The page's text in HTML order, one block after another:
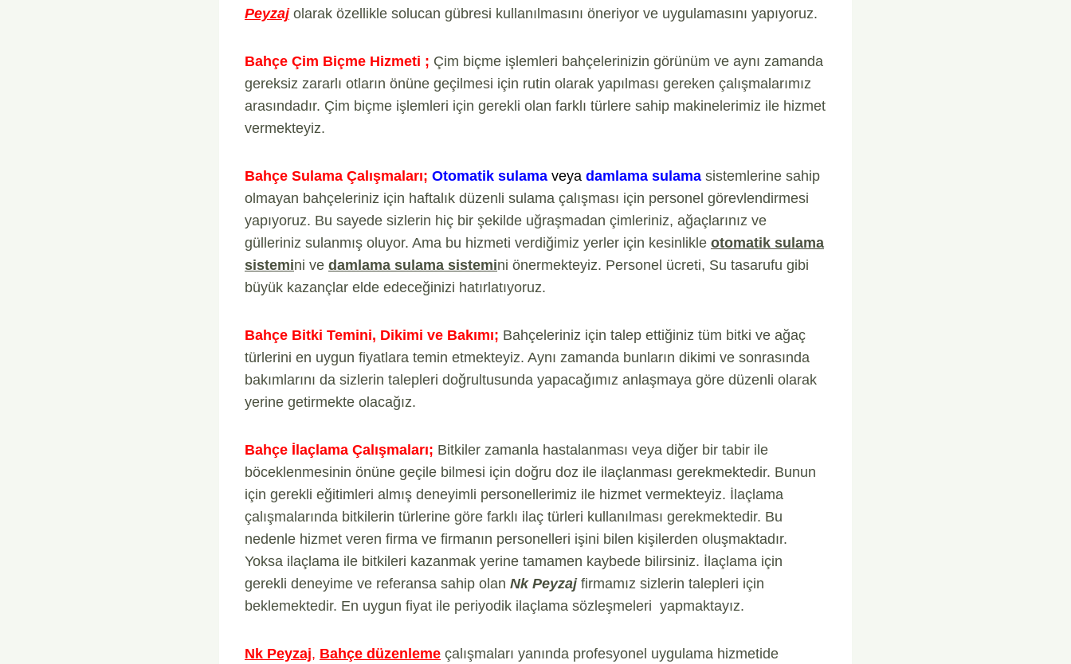
Peyzaj olarak özellikle solucan gübresi kullanılmasını öneriyor ve uygulamasını yapıyoruz.
Bahçe Çim Biçme Hizmeti ; Çim biçme işlemleri bahçelerinizin görünüm ve aynı zamanda
gereksiz zararlı otların önüne geçilmesi için rutin olarak yapılması gereken çalışmalarımız
arasındadır. Çim biçme işlemleri için gerekli olan farklı türlere sahip makinelerimiz ile hizmet
vermekteyiz.
Bahçe Sulama Çalışmaları; Otomatik sulama veya damlama sulama sistemlerine sahip
olmayan bahçeleriniz için haftalık düzenli sulama çalışması için personel görevlendirmesi
yapıyoruz. Bu sayede sizlerin hiç bir şekilde uğraşmadan çimleriniz, ağaçlarınız ve
gülleriniz sulanmış oluyor. Ama bu hizmeti verdiğimiz yerler için kesinlikle otomatik sulama
sistemini ve damlama sulama sistemini önermekteyiz. Personel ücreti, Su tasarufu gibi
büyük kazançlar elde edeceğinizi hatırlatıyoruz.
Bahçe Bitki Temini, Dikimi ve Bakımı; Bahçeleriniz için talep ettiğiniz tüm bitki ve ağaç
türlerini en uygun fiyatlara temin etmekteyiz. Aynı zamanda bunların dikimi ve sonrasında
bakımlarını da sizlerin talepleri doğrultusunda yapacağımız anlaşmaya göre düzenli olarak
yerine getirmekte olacağız.
Bahçe İlaçlama Çalışmaları; Bitkiler zamanla hastalanması veya diğer bir tabir ile
böceklenmesinin önüne geçile bilmesi için doğru doz ile ilaçlanması gerekmektedir. Bunun
için gerekli eğitimleri almış deneyimli personellerimiz ile hizmet vermekteyiz. İlaçlama
çalışmalarında bitkilerin türlerine göre farklı ilaç türleri kullanılması gerekmektedir. Bu
nedenle hizmet veren firma ve firmanın personelleri işini bilen kişilerden oluşmaktadır.
Yoksa ilaçlama ile bitkileri kazanmak yerine tamamen kaybede bilirsiniz. İlaçlama için
gerekli deneyime ve referansa sahip olan Nk Peyzajfirmamız sizlerin talepleri için
beklemektedir. En uygun fiyat ile periyodik ilaçlama sözleşmeleri yapmaktayız.
Nk Peyzaj, Bahçe düzenleme çalışmaları yanında profesyonel uygulama hizmetide